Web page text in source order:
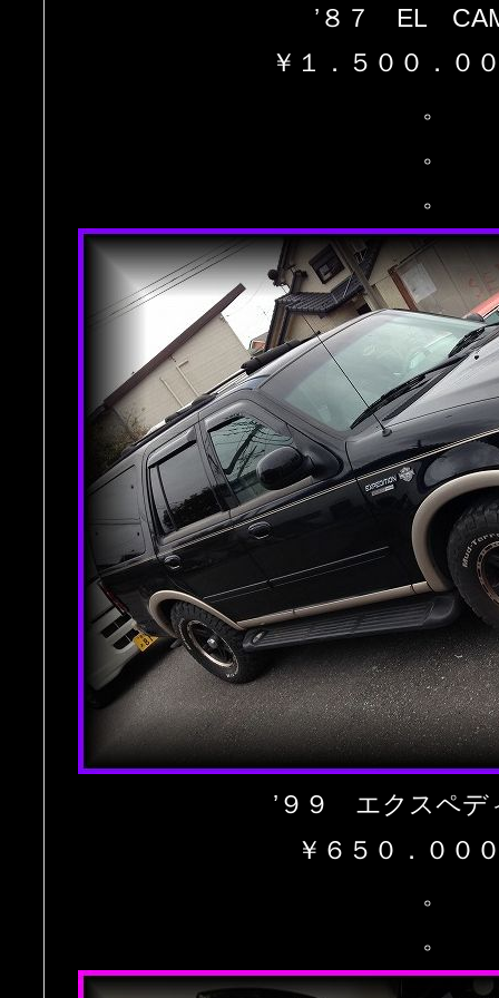
’８７ EL
￥１．５００．０
。
。
。
’９９ エクスペデ
￥６５０．００
。
。